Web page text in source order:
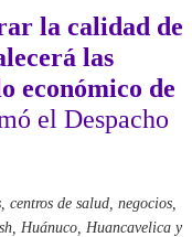
la calidad de
las
económico de
el Despacho
centros de salud, negocios,
Huánuco, Huancavelica y